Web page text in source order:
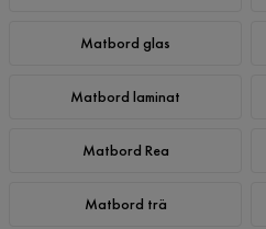
Matbord glas
Matbord laminat
Matbord Rea
Matbord trä